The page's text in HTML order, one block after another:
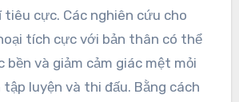
tiêu cực. Các nghiên cứu cho
tích cực với bản thân có thể
bền và giảm cảm giác mệt mỏi
luyện và thi đấu. Bằng cách